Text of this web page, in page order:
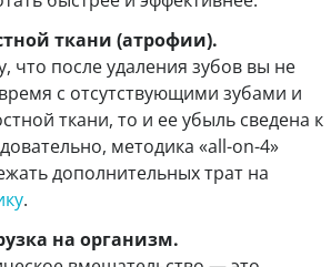
ткани (атрофии).
что после удаления зубов вы не
с отсутствующими зубами и
ткани, то и ее убыль сведена к
методика «all-on-4»
дополнительных трат на
.
на организм.